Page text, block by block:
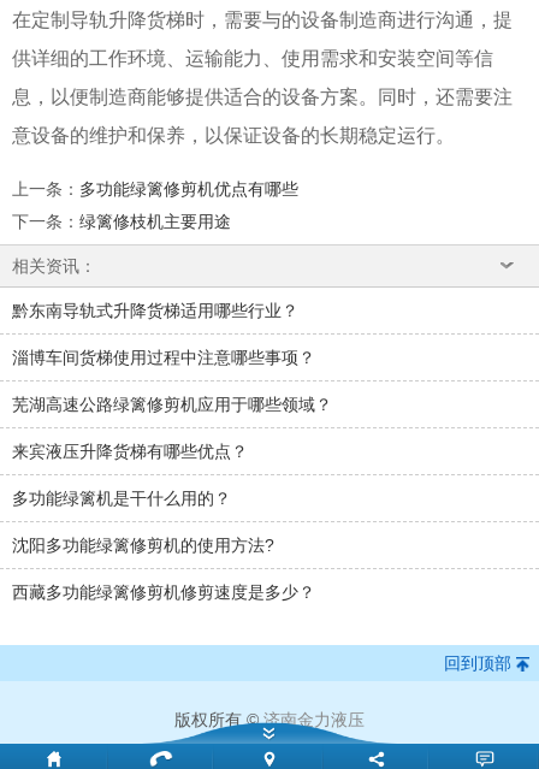
在定制导轨升降货梯时，需要与的设备制造商进行沟通，提
供详细的工作环境、运输能力、使用需求和安装空间等信
息，以便制造商能够提供适合的设备方案。同时，还需要注
意设备的维护和保养，以保证设备的长期稳定运行。
上一条 ： 多功能绿篱修剪机优点有哪些
下一条 ： 绿篱修枝机主要用途
相关资讯：
黔东南导轨式升降货梯适用哪些行业？
淄博车间货梯使用过程中注意哪些事项？
芜湖高速公路绿篱修剪机应用于哪些领域？
来宾液压升降货梯有哪些优点？
多功能绿篱机是干什么用的？
沈阳多功能绿篱修剪机的使用方法?
西藏多功能绿篱修剪机修剪速度是多少？
回到顶部
版权所有 ©济南金力液压